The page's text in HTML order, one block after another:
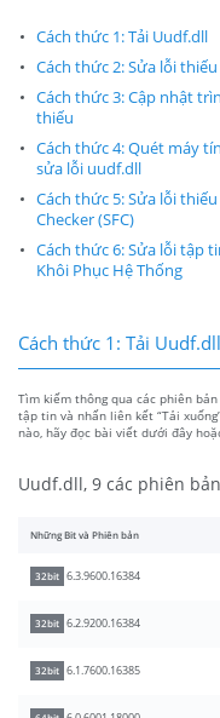
Cách thức 1: Tải Uudf.dll
Cách thức 2: Sửa lỗi
Cách thức 3: Cập nhật
thiếu
Cách thức 4: Quét máy
sửa lỗi uudf.dll
Cách thức 5: Sửa lỗi
Checker (SFC)
Cách thức 6: Sửa lỗi tập
Khôi Phục Hệ Thống
Cách thức 1: Tải Uudf.dll
Tìm kiếm thông qua các phiên
tập tin và nhấn liên kết “Tải
nào, hãy đọc bài viết dưới đây
Uudf.dll, 9 các phiên
Những Bit và Phiên bản
32bit 6.3.9600.16384
32bit 6.2.9200.16384
32bit 6.1.7600.16385